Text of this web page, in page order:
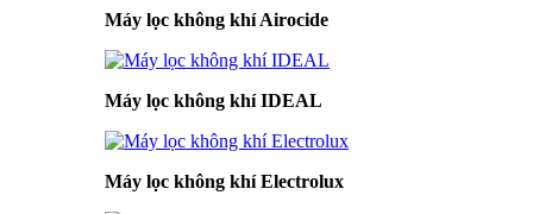
Máy lọc không khí Airocide
Máy lọc không khí IDEAL
Máy lọc không khí Electrolux